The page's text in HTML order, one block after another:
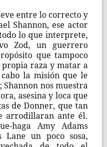
entre lo correcto y
Shannon, ese actor
lo que interprete,
Zod, un guerrero
que tampoco
raza y matar a
la misión que le
Shannon nos muestra
asesina y loca que
de Donner, que tan
arrodillaran ante él.
haga Amy Adams
un poco sosa,